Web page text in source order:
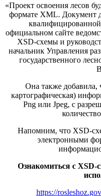
«Проект освоения лесов
формате XML. Документ
официальном сайте
XSD-схемы и
начальник Управления
государственного
Она также добавила,
картографическая)
Png или Jpeg, с
Напомним, что XSD-
электронными
Ознакомиться с XSD-
https://